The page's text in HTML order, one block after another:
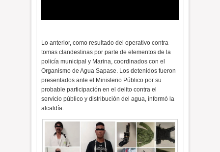
Lo anterior, como resultado del operativo contra
tomas clandestinas por parte de elementos de la
policía municipal y Marina, coordinados con el
Organismo de Agua Sapase. Los detenidos fueron
presentados ante el Ministerio Público por su
probable participación en el delito contra el
servicio público y distribución del agua, informó la
alcaldía.